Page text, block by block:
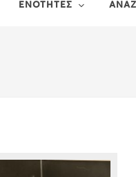
ΕΝΟΤΗΤΕΣ